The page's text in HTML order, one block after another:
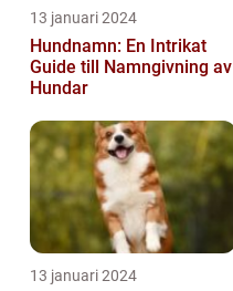
13 januari 2024
Hundnamn: En Intrikat
Guide till Namngivning av
Hundar
13 januari 2024